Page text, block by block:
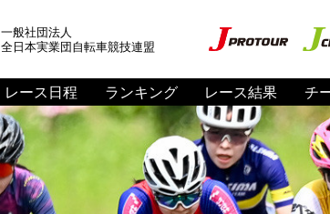
一般社団法人
全日本実業団自転車競技連盟
レース日程 ランキング レース結果 チ